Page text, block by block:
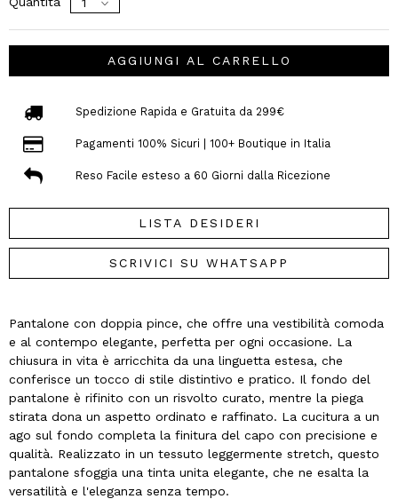
AGGIUNGI AL CARRELLO
Spedizione Rapida e Gratuita da 299€
Pagamenti 100% Sicuri | 100+ Boutique in Italia
Reso Facile esteso a 60 Giorni dalla Ricezione
LISTA DESIDERI
SCRIVICI SU WHATSAPP
Pantalone con doppia pince, che offre una vestibilità comoda
e al contempo elegante, perfetta per ogni occasione. La
chiusura in vita è arricchita da una linguetta estesa, che
conferisce un tocco di stile distintivo e pratico. Il fondo del
pantalone è rifinito con un risvolto curato, mentre la piega
stirata dona un aspetto ordinato e raffinato. La cucitura a un
ago sul fondo completa la finitura del capo con precisione e
qualità. Realizzato in un tessuto leggermente stretch, questo
pantalone sfoggia una tinta unita elegante, che ne esalta la
versatilità e l'eleganza senza tempo.